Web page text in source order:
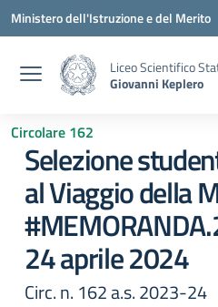
Vai ai contenuti
Vai al menu di navigazione
Vai al footer
Ministero dell'Istruzione e del Merito
Liceo Scientifico
Giovanni Keplero
Circolare 162
Selezione
al Viaggio della
24 aprile 2024
Circ. n. 162 a.s. 2023-24